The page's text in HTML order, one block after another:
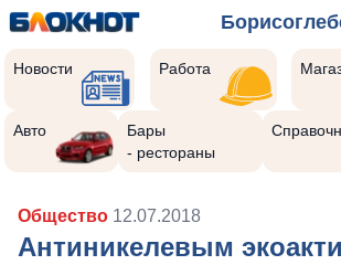
Новости Работа
Авто
Бары
- рестораны
Общество 12.07.2018
Антиникелевым